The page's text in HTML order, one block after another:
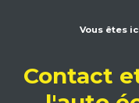
Vous êtes
Contact